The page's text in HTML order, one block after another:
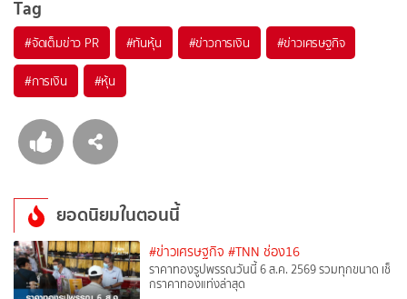
Tag
#จัดเต็มข่าว PR #ทันหุ้น #ข่าวการเงิน #ข่าวเศรษฐกิจ
#การเงิน #หุ้น
ยอดนิยมในตอนนี้
#ข่าวเศรษฐกิจ #TNN ช่อง16
ราคาทองรูปพรรณวันนี้ 6 ส.ค. 2569 รวมทุกขนาด เช็
กราคาทองแท่งล่าสุด